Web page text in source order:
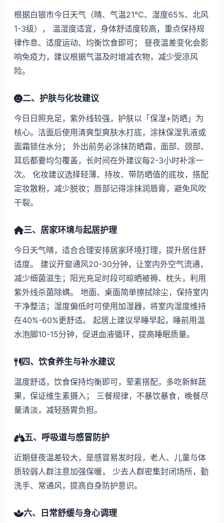
根据白银市今日天气（晴、气温21℃、湿度65%、北风
1-3级）， 温湿度适宜，身体舒适度较高，重点保持规
律作息、适度运动、均衡饮食即可； 昼夜温差变化会影
响免疫力，建议根据气温及时增减衣物，减少受凉风
险。
二、护肤与化妆建议
今日日照充足，紫外线较强，护肤以「保湿+防晒」为
核心。洁面后使用清爽型爽肤水打底，涂抹保湿乳液或
面霜锁住水分； 外出前务必涂抹防晒霜，面部、颈部、
耳后都要均匀覆盖，长时间在外建议每2-3小时补涂一
次。 化妆建议选择轻薄、持妆、带防晒值的底妆，搭配
定妆散粉，减少脱妆；唇部记得涂抹润唇膏，避免风吹
干裂。
三、居家环境与起居护理
今日天气晴，适合合理安排居家环境打理，提升居住舒
适度。 建议开窗通风20-30分钟，让室内外空气流通，
减少细菌滋生；阳光充足时段可晾晒被褥、枕头，利用
紫外线杀菌除螨。 地面、桌面简单擦拭除尘，保持室内
干净整洁；湿度偏低时可使用加湿器，将室内湿度维持
在40%-60%更舒适。 起居上建议早睡早起，睡前用温
水泡脚10-15分钟，促进血液循环，提高睡眠质量。
四、饮食养生与补水建议
温度舒适，饮食保持均衡即可，荤素搭配，多吃新鲜蔬
果，保证维生素摄入； 三餐规律，不暴饮暴食，晚餐尽
量清淡，减轻肠胃负担。
五、呼吸道与感冒防护
近期昼夜温差较大，是感冒易发时段，老人、儿童与体
质较弱人群注意加强保暖， 少去人群密集封闭场所，勤
洗手、常通风，提高自身防护意识。
六、日常舒缓与身心调理